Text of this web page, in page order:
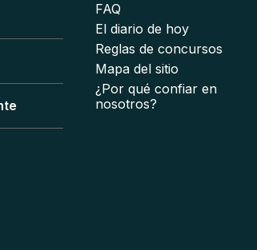
FAQ
El diario de hoy
Reglas de concursos
Mapa del sitio
¿Por qué confiar en
nosotros?